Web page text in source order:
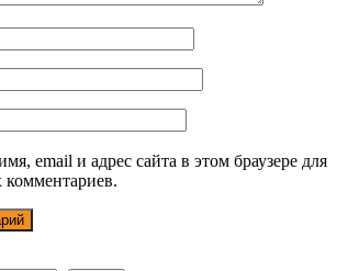
email и адрес сайта в этом браузере для